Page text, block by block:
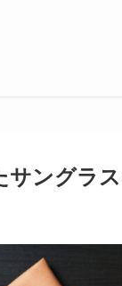
ングラ